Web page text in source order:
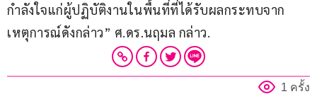
กำลังใจแก่ผู้ปฏิบัติงานในพื้นที่ที่ได้รับผลกระทบจาก
เหตุการณ์ดังกล่าว” ศ.ดร.นฤมล กล่าว.
1 ครั้ง